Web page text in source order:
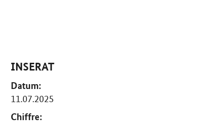
INSERAT
Datum:
11.07.2025
Chiffre: